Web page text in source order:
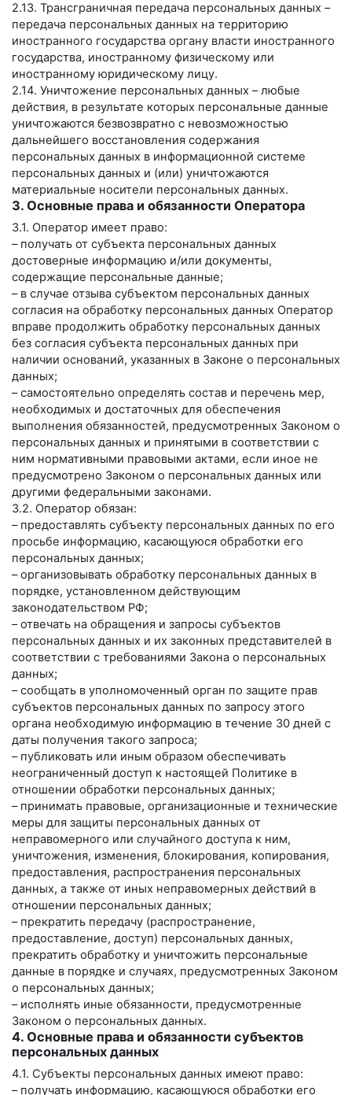
2.13. Трансграничная передача персональных данных –
передача персональных данных на территорию
иностранного государства органу власти иностранного
государства, иностранному физическому или
иностранному юридическому лицу.
2.14. Уничтожение персональных данных – любые
действия, в результате которых персональные данные
уничтожаются безвозвратно с невозможностью
дальнейшего восстановления содержания
персональных данных в информационной системе
персональных данных и (или) уничтожаются
материальные носители персональных данных.
3. Основные права и обязанности Оператора
3.1. Оператор имеет право:
– получать от субъекта персональных данных
достоверные информацию и/или документы,
содержащие персональные данные;
– в случае отзыва субъектом персональных данных
согласия на обработку персональных данных Оператор
вправе продолжить обработку персональных данных
без согласия субъекта персональных данных при
наличии оснований, указанных в Законе о персональных
данных;
– самостоятельно определять состав и перечень мер,
необходимых и достаточных для обеспечения
выполнения обязанностей, предусмотренных Законом о
персональных данных и принятыми в соответствии с
ним нормативными правовыми актами, если иное не
предусмотрено Законом о персональных данных или
другими федеральными законами.
3.2. Оператор обязан:
– предоставлять субъекту персональных данных по его
просьбе информацию, касающуюся обработки его
персональных данных;
– организовывать обработку персональных данных в
порядке, установленном действующим
законодательством РФ;
– отвечать на обращения и запросы субъектов
персональных данных и их законных представителей в
соответствии с требованиями Закона о персональных
данных;
– сообщать в уполномоченный орган по защите прав
субъектов персональных данных по запросу этого
органа необходимую информацию в течение 30 дней с
даты получения такого запроса;
– публиковать или иным образом обеспечивать
неограниченный доступ к настоящей Политике в
отношении обработки персональных данных;
– принимать правовые, организационные и технические
меры для защиты персональных данных от
неправомерного или случайного доступа к ним,
уничтожения, изменения, блокирования, копирования,
предоставления, распространения персональных
данных, а также от иных неправомерных действий в
отношении персональных данных;
– прекратить передачу (распространение,
предоставление, доступ) персональных данных,
прекратить обработку и уничтожить персональные
данные в порядке и случаях, предусмотренных Законом
о персональных данных;
– исполнять иные обязанности, предусмотренные
Законом о персональных данных.
4. Основные права и обязанности субъектов
персональных данных
4.1. Субъекты персональных данных имеют право:
– получать информацию, касающуюся обработки его